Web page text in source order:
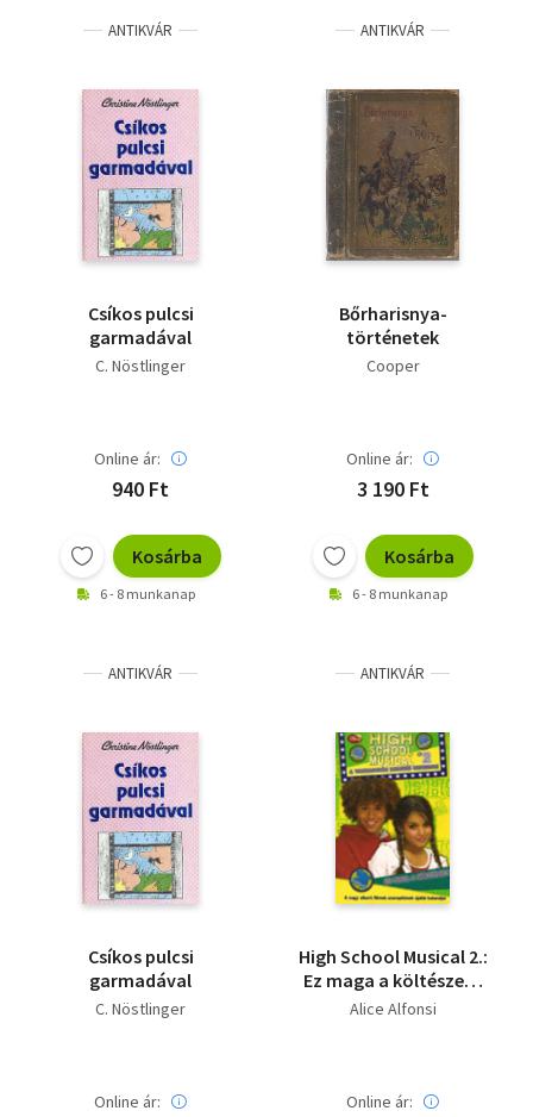
ANTIKVÁR
Csíkos pulcsi
garmadával
C. Nöstlinger
Online ár:
940 Ft
Kosárba
6 - 8 munkanap
ANTIKVÁR
Bőrharisnya-
történetek
Cooper
Online ár:
3 190 Ft
Kosárba
6 - 8 munkanap
ANTIKVÁR
Csíkos pulcsi
garmadával
C. Nöstlinger
Online ár:
ANTIKVÁR
High School Musical 2.:
Ez maga a költészet -
A vadmacskák legjobb
Alice Alfonsi
Online ár: